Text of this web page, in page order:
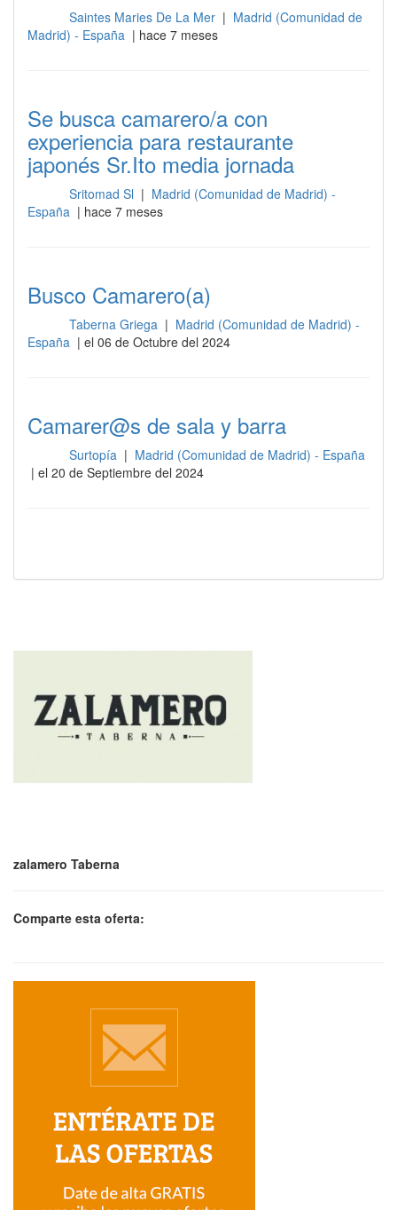
Saintes Maries De La Mer | Madrid (Comunidad de
Madrid) - España | hace 7 meses
Se busca camarero/a con
experiencia para restaurante
japonés Sr.Ito media jornada
Sritomad Sl | Madrid (Comunidad de Madrid) -
España | hace 7 meses
Busco Camarero(a)
Taberna Griega | Madrid (Comunidad de Madrid) -
España | el 06 de Octubre del 2024
Camarer@s de sala y barra
Surtopía | Madrid (Comunidad de Madrid) - España
| el 20 de Septiembre del 2024
zalamero Taberna
Comparte esta oferta: